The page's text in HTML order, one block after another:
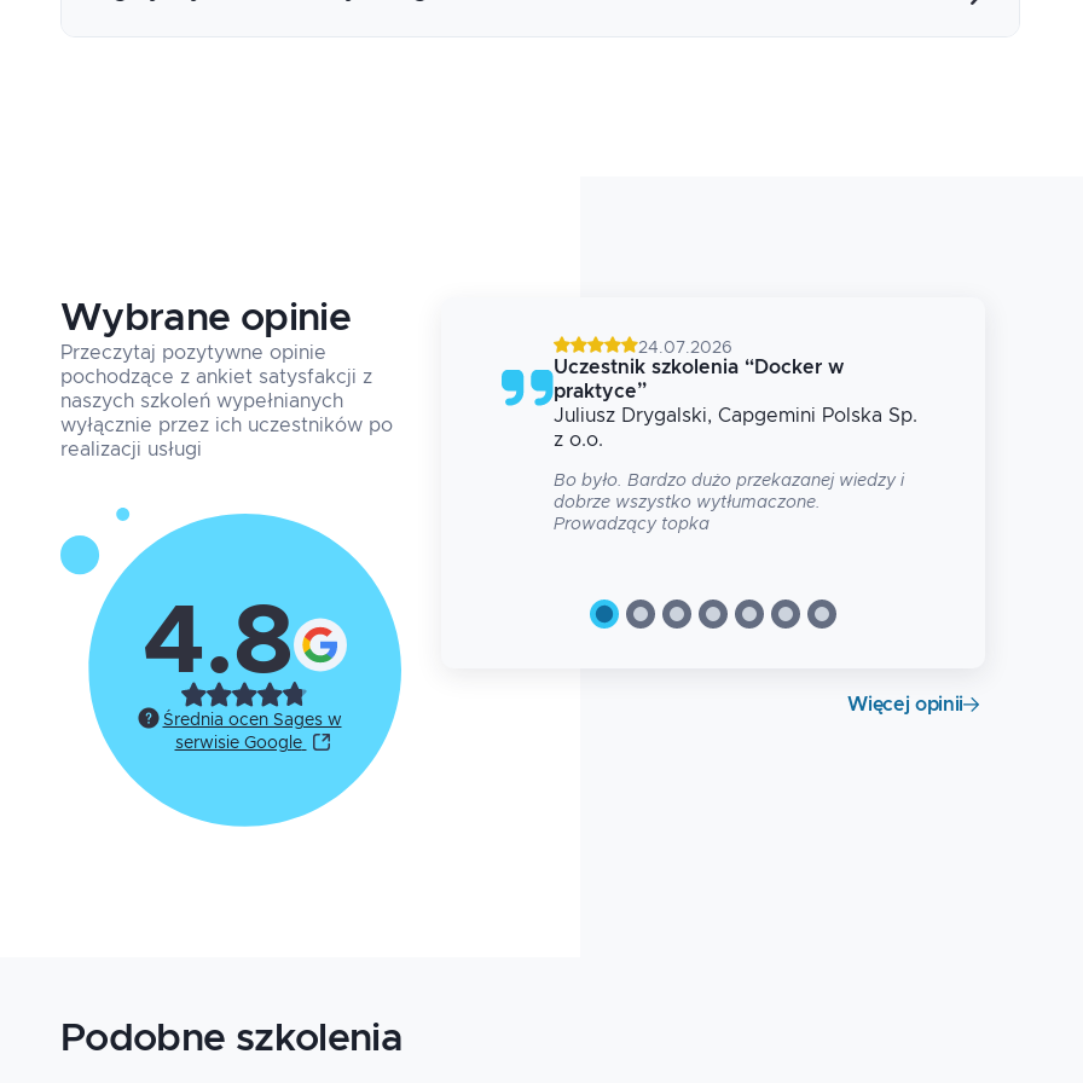
Wybrane opinie
Przeczytaj pozytywne opinie
pochodzące z ankiet satysfakcji z
naszych szkoleń wypełnianych
wyłącznie przez ich uczestników po
realizacji usługi
4.8
Średnia ocen Sages w
serwisie Google
17.07.2026
Marcin Matyszkowicz
, Samsung
Electronics Polska
Super interaakcja z prowadzącym, na luzie a
bardzo merytorycznie
24.07.2026
Uczestnik szkolenia “Docker w
praktyce”
Juliusz Drygalski, Capgemini Polska Sp.
z o.o.
Bo było. Bardzo dużo przekazanej wiedzy i
dobrze wszystko wytłumaczone.
Prowadzący topka
Więcej opinii
Podobne szkolenia